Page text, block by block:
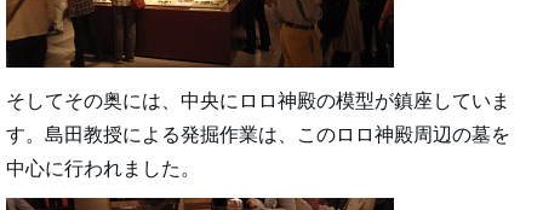
そしてその奥には、中央にロロ神殿の模型が鎮座していま
す。島田教授による発掘作業は、このロロ神殿周辺の墓を
中心に行われました。